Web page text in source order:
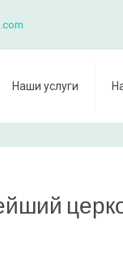
Наши услуги